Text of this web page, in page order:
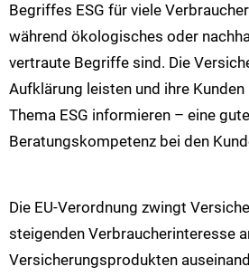
Begriffes ESG für viele
während ökologisches oder
vertraute Begriffe sind. Die
Aufklärung leisten und ihre
Thema ESG informieren – eine
Beratungskompetenz bei den
Die EU-Verordnung zwingt
steigenden Verbraucherinteresse
Versicherungsprodukten